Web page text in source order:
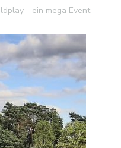
- ein mega Event